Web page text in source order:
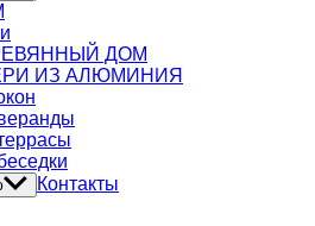
ДОМ
ИЗ АЛЮМИНИЯ
Контакты